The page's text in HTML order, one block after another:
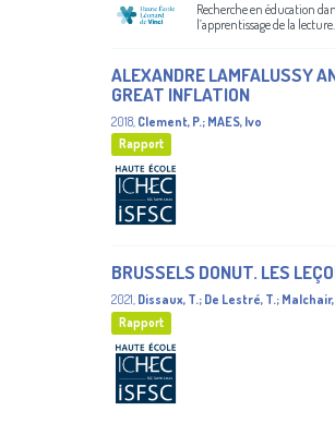
Recherche en éducation
l’apprentissage de la lecture.
ALEXANDRE LAMFALUSSY
GREAT INFLATION
2018, Clement, P.; MAES, Ivo
Rapport
BRUSSELS DONUT. LES
2021, Dissaux, T.; De Lestré, T.; Malchair,
Rapport